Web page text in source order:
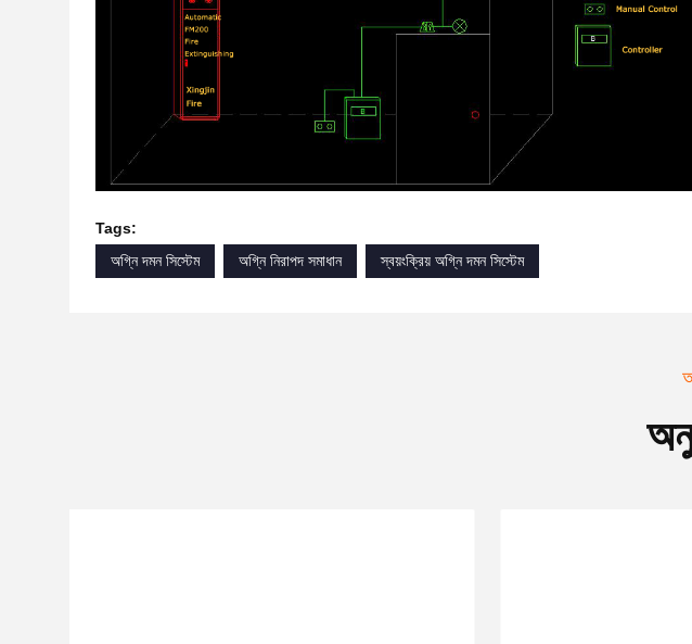
Tags:
অগ্নি দমন সিস্টেম
অগ্নি নিরাপদ সমাধান স্বয়ংক্রিয় অগ্নি দমন সিস্টেম